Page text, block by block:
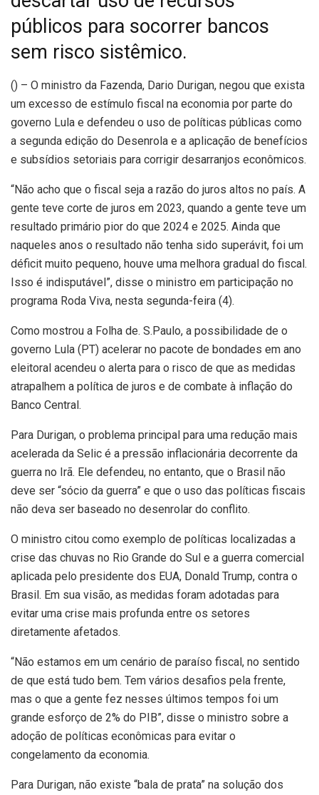
públicos para socorrer bancos
sem risco sistêmico.
() – O ministro da Fazenda, Dario Durigan, negou que exista
um excesso de estímulo fiscal na economia por parte do
governo Lula e defendeu o uso de políticas públicas como
a segunda edição do Desenrola e a aplicação de benefícios
e subsídios setoriais para corrigir desarranjos econômicos.
“Não acho que o fiscal seja a razão do juros altos no país. A
gente teve corte de juros em 2023, quando a gente teve um
resultado primário pior do que 2024 e 2025. Ainda que
naqueles anos o resultado não tenha sido superávit, foi um
déficit muito pequeno, houve uma melhora gradual do fiscal.
Isso é indisputável”, disse o ministro em participação no
programa Roda Viva, nesta segunda-feira (4).
Como mostrou a Folha de. S.Paulo, a possibilidade de o
governo Lula (PT) acelerar no pacote de bondades em ano
eleitoral acendeu o alerta para o risco de que as medidas
atrapalhem a política de juros e de combate à inflação do
Banco Central.
Para Durigan, o problema principal para uma redução mais
acelerada da Selic é a pressão inflacionária decorrente da
guerra no Irã. Ele defendeu, no entanto, que o Brasil não
deve ser “sócio da guerra” e que o uso das políticas fiscais
não deva ser baseado no desenrolar do conflito.
O ministro citou como exemplo de políticas localizadas a
crise das chuvas no Rio Grande do Sul e a guerra comercial
aplicada pelo presidente dos EUA, Donald Trump, contra o
Brasil. Em sua visão, as medidas foram adotadas para
evitar uma crise mais profunda entre os setores
diretamente afetados.
“Não estamos em um cenário de paraíso fiscal, no sentido
de que está tudo bem. Tem vários desafios pela frente,
mas o que a gente fez nesses últimos tempos foi um
grande esforço de 2% do PIB”, disse o ministro sobre a
adoção de políticas econômicas para evitar o
congelamento da economia.
Para Durigan, não existe “bala de prata” na solução dos